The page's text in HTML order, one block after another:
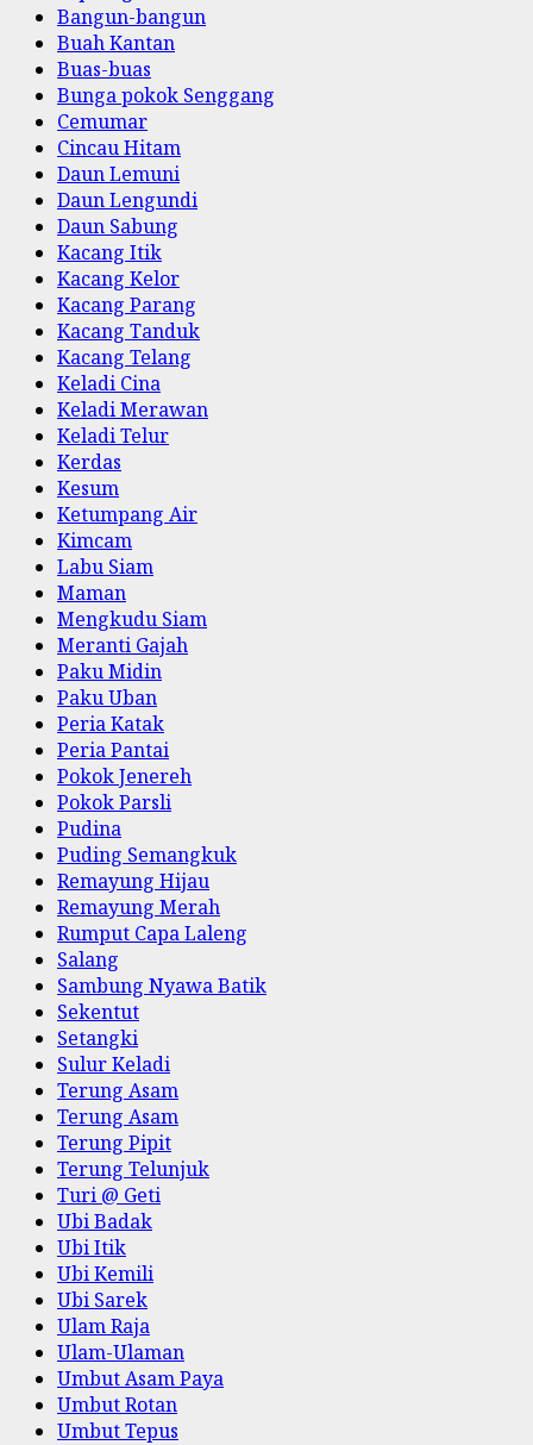
Bangun-bangun
Buah Kantan
Buas-buas
Bunga pokok Senggang
Cemumar
Cincau Hitam
Daun Lemuni
Daun Lengundi
Daun Sabung
Kacang Itik
Kacang Kelor
Kacang Parang
Kacang Tanduk
Kacang Telang
Keladi Cina
Keladi Merawan
Keladi Telur
Kerdas
Kesum
Ketumpang Air
Kimcam
Labu Siam
Maman
Mengkudu Siam
Meranti Gajah
Paku Midin
Paku Uban
Peria Katak
Peria Pantai
Pokok Jenereh
Pokok Parsli
Pudina
Puding Semangkuk
Remayung Hijau
Remayung Merah
Rumput Capa Laleng
Salang
Sambung Nyawa Batik
Sekentut
Setangki
Sulur Keladi
Terung Asam
Terung Asam
Terung Pipit
Terung Telunjuk
Turi @ Geti
Ubi Badak
Ubi Itik
Ubi Kemili
Ubi Sarek
Ulam Raja
Ulam-Ulaman
Umbut Asam Paya
Umbut Rotan
Umbut Tepus